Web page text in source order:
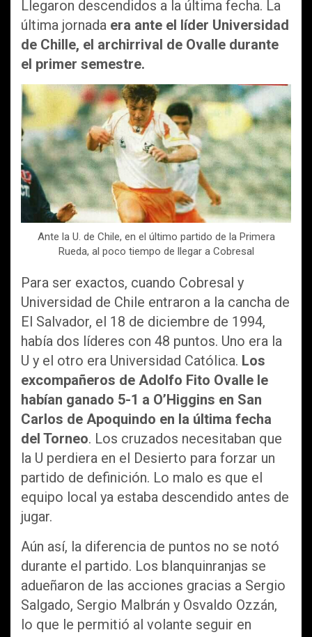
Llegaron descendidos a la última fecha. La
última jornada era ante el líder Universidad
de Chille, el archirrival de Ovalle durante
el primer semestre.
Ante la U. de Chile, en el último partido de la Primera
Rueda, al poco tiempo de llegar a Cobresal
Para ser exactos, cuando Cobresal y
Universidad de Chile entraron a la cancha de
El Salvador, el 18 de diciembre de 1994,
había dos líderes con 48 puntos. Uno era la
U y el otro era Universidad Católica. Los
excompañeros de Adolfo Fito Ovalle le
habían ganado 5-1 a O’Higgins en San
Carlos de Apoquindo en la última fecha
del Torneo. Los cruzados necesitaban que
la U perdiera en el Desierto para forzar un
partido de definición. Lo malo es que el
equipo local ya estaba descendido antes de
jugar.
Aún así, la diferencia de puntos no se notó
durante el partido. Los blanquinranjas se
adueñaron de las acciones gracias a Sergio
Salgado, Sergio Malbrán y Osvaldo Ozzán,
lo que le permitió al volante seguir en